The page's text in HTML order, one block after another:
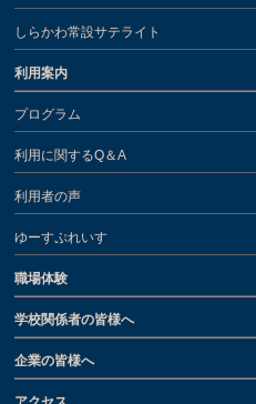
しらかわ常設サテライト
利用案内
プログラム
利用に関するQ＆A
利用者の声
ゆーすぷれいす
職場体験
学校関係者の皆様へ
企業の皆様へ